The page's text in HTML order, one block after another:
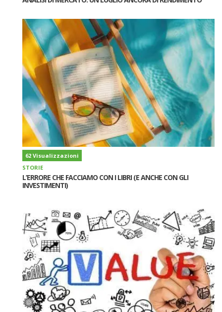
62 Visualizzazioni
STORIE
L’ERRORE CHE FACCIAMO CON I LIBRI (E ANCHE CON GLI
INVESTIMENTI)